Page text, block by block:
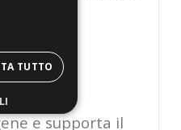
alla
e supporta il
TUTTO